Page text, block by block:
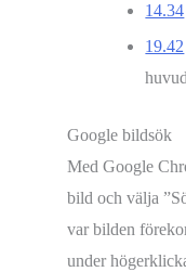
14.34
19.42
Google bildsök
Med Google
bild och välja
var bilden
under